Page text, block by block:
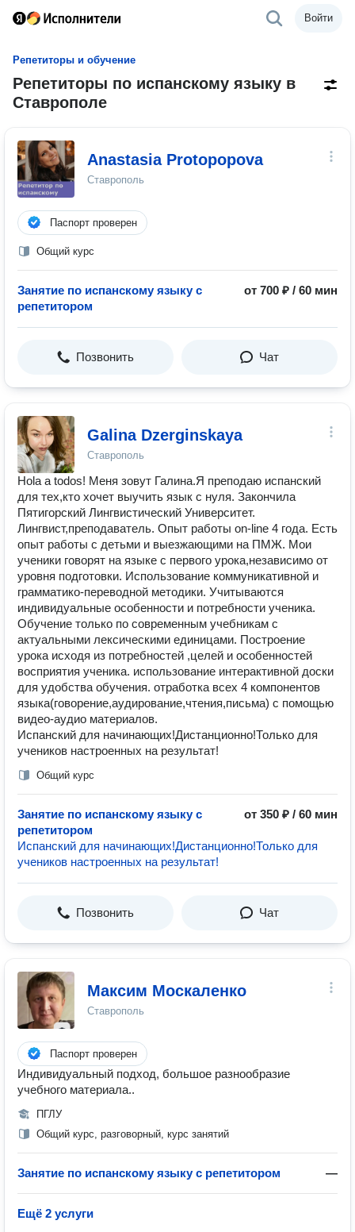
Войти
Репетиторы и обучение
Репетиторы по испанскому языку в
Ставрополе
Anastasia Protopopova
Ставрополь
Паспорт проверен
Общий курс
Занятие по испанскому языку с
репетитором
от 700 ₽ / 60 мин
Позвонить Чат
Galina Dzerginskaya
Ставрополь
Hola a todos! Меня зовут Галина.Я преподаю испанский
для тех,кто хочет выучить язык с нуля. Закончила
Пятигорский Лингвистический Университет.
Лингвист,преподаватель. Опыт работы on-line 4 года. Есть
опыт работы с детьми и выезжающими на ПМЖ. Мои
ученики говорят на языке с первого урока,независимо от
уровня подготовки. Использование коммуникативной и
грамматико-переводной методики. Учитываются
индивидуальные особенности и потребности ученика.
Обучение только по современным учебникам с
актуальными лексическими единицами. Построение
урока исходя из потребностей ,целей и особенностей
восприятия ученика. использование интерактивной доски
для удобства обучения. отработка всех 4 компонентов
языка(говорение,аудирование,чтения,письма) с помощью
видео-аудио материалов.
Испанский для начинающих!Дистанционно!Только для
учеников настроенных на результат!
Общий курс
Занятие по испанскому языку с
репетитором
от 350 ₽ / 60 мин
Испанский для начинающих!Дистанционно!Только для
учеников настроенных на результат!
Позвонить Чат
Максим Москаленко
Ставрополь
Паспорт проверен
Индивидуальный подход, большое разнообразие
учебного материала..
ПГЛУ
Общий курс, разговорный, курс занятий
Занятие по испанскому языку с репетитором —
Ещё 2 услуги